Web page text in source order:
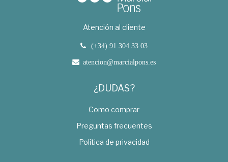
Atención al cliente
(+34) 91 304 33 03
atencion@marcialpons.es
¿DUDAS?
Como comprar
Preguntas frecuentes
Política de privacidad